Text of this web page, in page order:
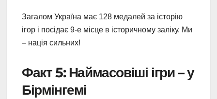
Загалом Україна має 128 медалей за історію
ігор і посідає 9-е місце в історичному заліку. Ми
– нація сильних!
Факт 5: Наймасовіші ігри – у
Бірмінгемі